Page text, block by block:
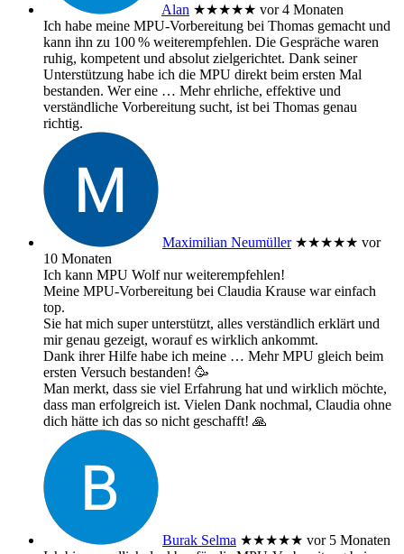
Alan ★★★★★ vor 4 Monaten
Ich habe meine MPU‑Vorbereitung bei Thomas gemacht und
kann ihn zu 100 % weiterempfehlen. Die Gespräche waren
ruhig, kompetent und absolut zielgerichtet. Dank seiner
Unterstützung habe ich die MPU direkt beim ersten Mal
bestanden. Wer eine … Mehrehrliche, effektive und
verständliche Vorbereitung sucht, ist bei Thomas genau
richtig.
Maximilian Neumüller ★★★★★ vor
10 Monaten
Ich kann MPU Wolf nur weiterempfehlen!
Meine MPU-Vorbereitung bei Claudia Krause war einfach
top.
Sie hat mich super unterstützt, alles verständlich erklärt und
mir genau gezeigt, worauf es wirklich ankommt.
Dank ihrer Hilfe habe ich meine … MehrMPU gleich beim
ersten Versuch bestanden! 🥳
Man merkt, dass sie viel Erfahrung hat und wirklich möchte,
dass man erfolgreich ist. Vielen Dank nochmal, Claudia ohne
dich hätte ich das so nicht geschafft! 🙏
Burak Selma ★★★★★ vor 5 Monaten